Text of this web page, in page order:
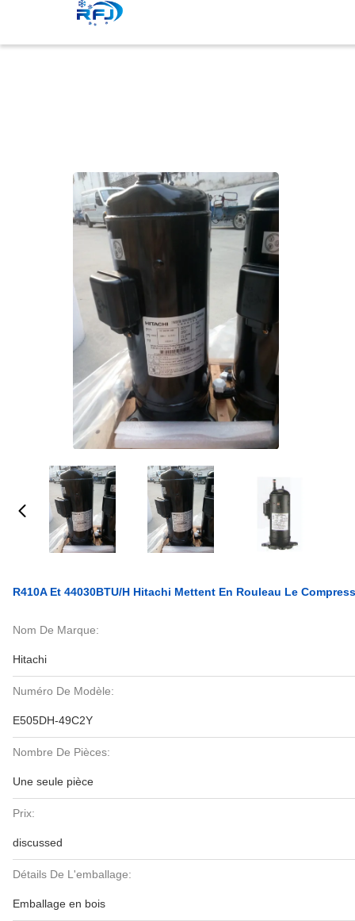
R410A Et 44030BTU/H Hitachi Mettent En Rouleau Le
Nom De Marque:
Hitachi
Numéro De Modèle:
E505DH-49C2Y
Nombre De Pièces:
Une seule pièce
Prix:
discussed
Détails De L'emballage:
Emballage en bois